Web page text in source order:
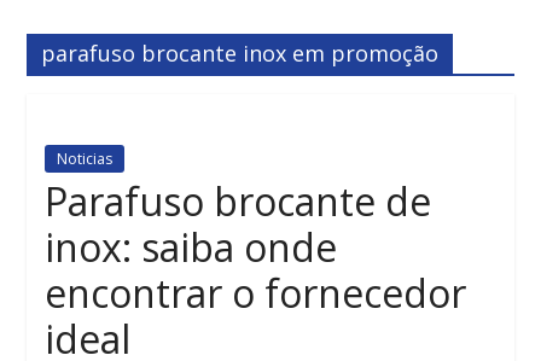
parafuso brocante inox em promoção
Noticias
Parafuso brocante de
inox: saiba onde
encontrar o fornecedor
ideal